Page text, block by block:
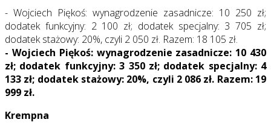
- Wojciech Piękoś: wynagrodzenie zasadnicze: 10 250 zł;
dodatek funkcyjny: 2 100 zł; dodatek specjalny: 3 705 zł;
dodatek stażowy: 20%, czyli 2 050 zł. Razem: 18 105 zł.
- Wojciech Piękoś: wynagrodzenie zasadnicze: 10 430
zł; dodatek funkcyjny: 3 350 zł; dodatek specjalny: 4
133 zł; dodatek stażowy: 20%, czyli 2 086 zł. Razem: 19
999 zł.
Krempna